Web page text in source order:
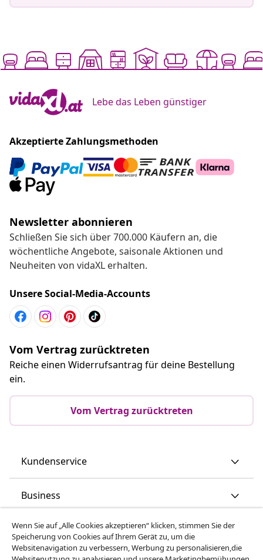
Lebe das Leben günstiger
Akzeptierte Zahlungsmethoden
Newsletter abonnieren
Schließen Sie sich über 700.000 Käufern an, die
wöchentliche Angebote, saisonale Aktionen und
Neuheiten von vidaXL erhalten.
Unsere Social-Media-Accounts
Vom Vertrag zurücktreten
Reiche einen Widerrufsantrag für deine Bestellung
ein.
Vom Vertrag zurücktreten
Kundenservice
Business
vidaXL
Wenn Sie auf „Alle Cookies akzeptieren“ klicken, stimmen Sie der
Speicherung von Cookies auf Ihrem Gerät zu, um die
Websitenavigation zu verbessern, Werbung zu personalisieren,die